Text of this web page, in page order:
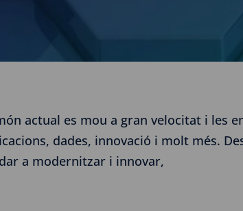
actual es mou a gran velocitat i les
dades, innovació i molt més.
a modernitzar i innovar,